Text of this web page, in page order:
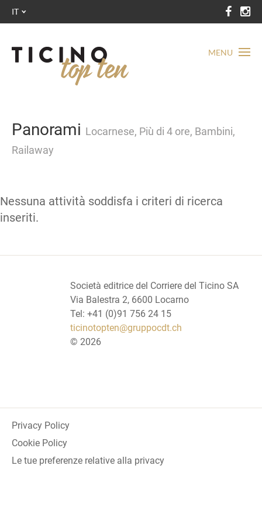
MENU
IT
Panorami Locarnese, Più di 4 ore, Bambini,
Railaway
Nessuna attività soddisfa i criteri di ricerca
inseriti.
Società editrice del Corriere del Ticino SA
Via Balestra 2, 6600 Locarno
Tel: +41 (0)91 756 24 15
ticinotopten@gruppocdt.ch
© 2026
Privacy Policy
Cookie Policy
Le tue preferenze relative alla privacy